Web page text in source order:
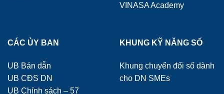
VINASA Academy
CÁC ỦY BAN
UB Bán dẫn
UB CĐS DN
UB Chính sách – 57
KHUNG KỸ NĂNG SỐ
Khung chuyển đổi số dành
cho DN SMEs